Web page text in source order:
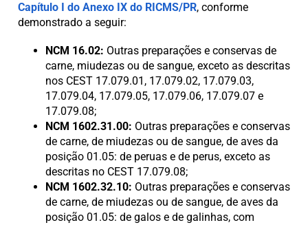
Capítulo I do Anexo IX do RICMS/PR, conforme
demonstrado a seguir:
NCM 16.02: Outras preparações e conservas de
carne, miudezas ou de sangue, exceto as descritas
nos CEST 17.079.01, 17.079.02, 17.079.03,
17.079.04, 17.079.05, 17.079.06, 17.079.07 e
17.079.08;
NCM 1602.31.00: Outras preparações e conservas
de carne, de miudezas ou de sangue, de aves da
posição 01.05: de peruas e de perus, exceto as
descritas no CEST 17.079.08;
NCM 1602.32.10: Outras preparações e conservas
de carne, de miudezas ou de sangue, de aves da
posição 01.05: de galos e de galinhas, com